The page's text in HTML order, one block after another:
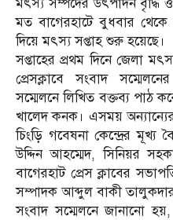
মৎস্য সম্পদের উৎপাদন বৃদ্ধি
মত বাগেরহাটে বুধবার থেকে
দিয়ে মৎস্য সপ্তাহ শুরু হয়েছে।
সপ্তাহের প্রথম দিনে জেলা
প্রেসক্লাবে সংবাদ
সম্মেলনে লিখিত বক্তব্য পাঠ
খালেদ কনক। এসময় অন্যান্যের
চিংড়ি গবেষনা কেন্দ্রের মূখ্য
উদ্দিন আহম্মেদ, সিনিয়র
বাগেরহাট প্রেস ক্লাবের
সম্পাদক আব্দুল বাকী
সংবাদ সম্মেলনে জানানো